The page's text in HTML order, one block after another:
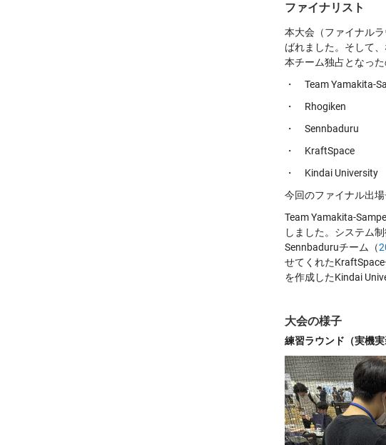
ファイナリスト
本大会（ファイナル
ばれました。そして
本チーム独占となっ
・ Team Yamakita-
・ Rhogiken
・ Sennbaduru
・ KraftSpace
・ Kindai University
今回のファイナル出場
Team Yamakita-
しました。システム
Sennbaduruチーム（
せてくれた
を作成したKindai
大会の様子
練習ラウンド（実機実